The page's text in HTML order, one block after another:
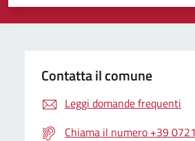
Contatta il comune
Leggi domande frequenti
Chiama il numero +39